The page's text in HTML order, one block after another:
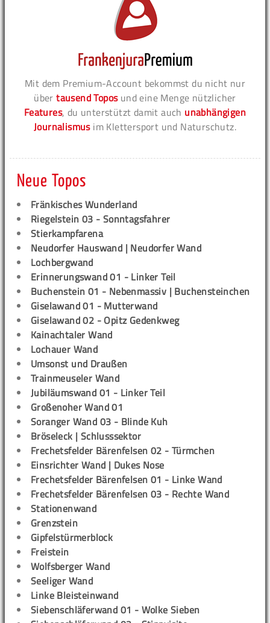
Mit dem Premium-Account bekommst du nicht nur
übertausend Toposund eine Menge nützlicher
Features, du unterstützt damit auch unabhängigen
Journalismusim Klettersport und Naturschutz.
Neue Topos
Fränkisches Wunderland
Riegelstein 03 - Sonntagsfahrer
Stierkampfarena
Neudorfer Hauswand | Neudorfer Wand
Lochbergwand
Erinnerungswand 01 - Linker Teil
Buchenstein 01 - Nebenmassiv | Buchensteinchen
Giselawand 01 - Mutterwand
Giselawand 02 - Opitz Gedenkweg
Kainachtaler Wand
Lochauer Wand
Umsonst und Draußen
Trainmeuseler Wand
Jubiläumswand 01 - Linker Teil
Großenoher Wand 01
Soranger Wand 03 - Blinde Kuh
Bröseleck | Schlusssektor
Frechetsfelder Bärenfelsen 02 - Türmchen
Einsrichter Wand | Dukes Nose
Frechetsfelder Bärenfelsen 01 - Linke Wand
Frechetsfelder Bärenfelsen 03 - Rechte Wand
Stationenwand
Grenzstein
Gipfelstürmerblock
Freistein
Wolfsberger Wand
Seeliger Wand
Linke Bleisteinwand
Siebenschläferwand 01 - Wolke Sieben